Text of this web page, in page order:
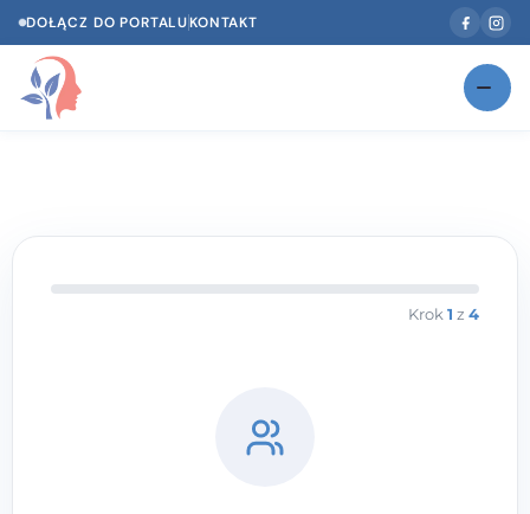
DOŁĄCZ DO PORTALUKONTAKT
Krok 1 z 4